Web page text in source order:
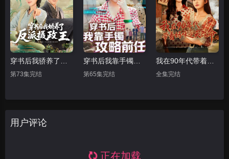
第73集完结
穿书后我靠手镯攻略前任
第65集完结 全集完结
用户评论
正在加载